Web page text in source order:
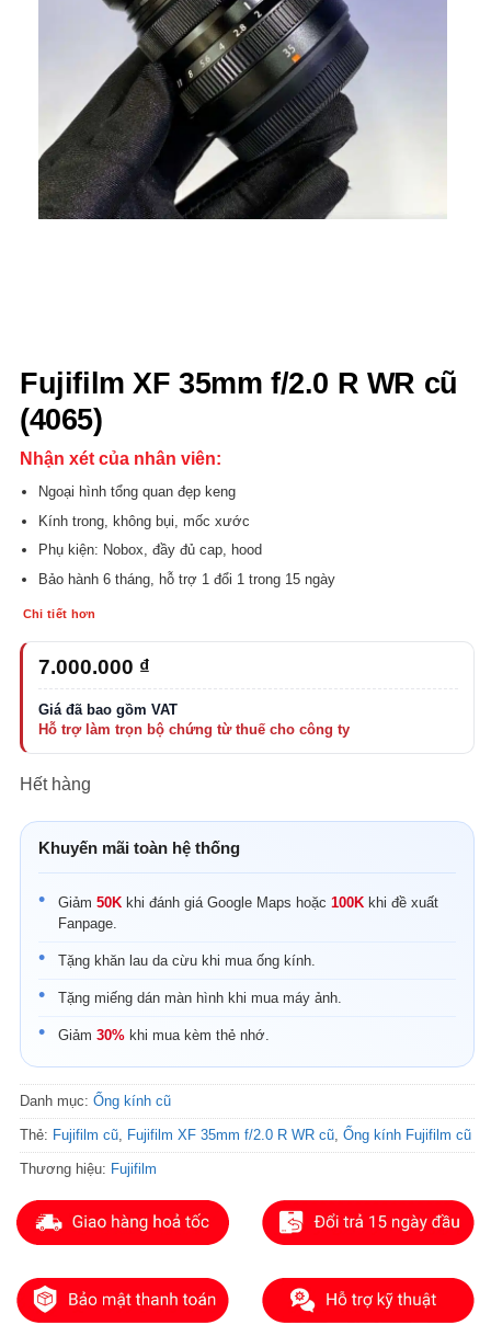
Fujifilm XF 35mm f/2.0 R WR cũ
(4065)
Nhận xét của nhân viên:
Ngoại hình tổng quan đẹp keng
Kính trong, không bụi, mốc xước
Phụ kiện: Nobox, đầy đủ cap, hood
Bảo hành 6 tháng, hỗ trợ 1 đổi 1 trong 15 ngày
Chi tiết hơn
7.000.000 ₫
Hết hàng
Khuyến mãi toàn hệ thống
Giảm 50K khi đánh giá Google Maps hoặc 100K khi đề xuất
Fanpage.
Tặng khăn lau da cừu khi mua ống kính.
Tặng miếng dán màn hình khi mua máy ảnh.
Giảm 30% khi mua kèm thẻ nhớ.
Danh mục: Ống kính cũ
Thẻ: Fujifilm cũ Fujifilm XF 35mm f/2.0 R WR cũ Ống kính Fujifilm cũ
Thương hiệu: Fujifilm